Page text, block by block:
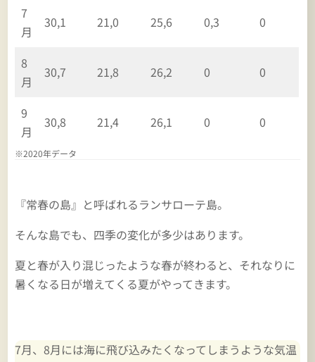
7
月
30,1 21,0 25,6 0,3 0
8
月
30,7 21,8 26,2 0 0
9
月
30,8 21,4 26,1 0 0
※2020年データ
『常春の島』と呼ばれるランサローテ島。
そんな島でも、四季の変化が多少はあります。
夏と春が入り混じったような春が終わると、それなりに
暑くなる日が増えてくる夏がやってきます。
7月、8月には海に飛び込みたくなってしまうような気温